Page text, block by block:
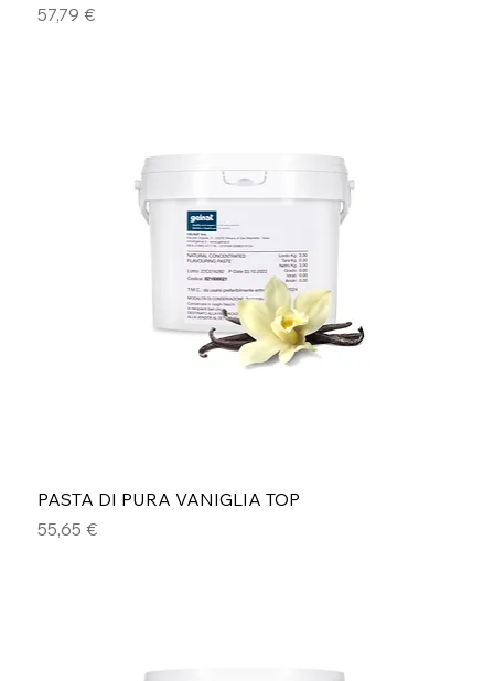
Prezzo
57,79 €
PASTA DI PURA VANIGLIA TOP
Prezzo
55,65 €